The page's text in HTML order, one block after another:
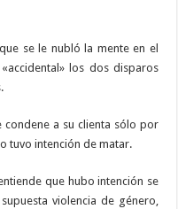
se le nubló la mente en el
los dos disparos
condene a su clienta sólo por
tuvo intención de matar.
que hubo intención se
violencia de género,